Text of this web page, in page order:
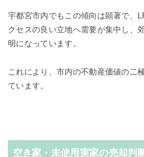
宇都宮市内でもこの傾向は顕著で、
クセスの良い立地へ需要が集中し、
明になっています。
これにより、市内の不動産価値の二
ています。
空き家・未使用実家の売却判